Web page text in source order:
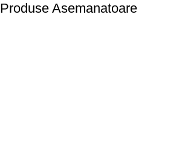
Produse Asemanatoare